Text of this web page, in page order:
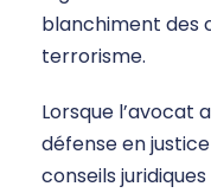
blanchiment des
terrorisme.
Lorsque l’avocat
défense en
conseils